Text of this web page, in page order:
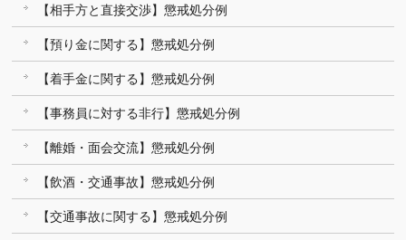
【相手方と直接交渉】懲戒処分例
【預り金に関する】懲戒処分例
【着手金に関する】懲戒処分例
【事務員に対する非行】懲戒処分例
【離婚・面会交流】懲戒処分例
【飲酒・交通事故】懲戒処分例
【交通事故に関する】懲戒処分例